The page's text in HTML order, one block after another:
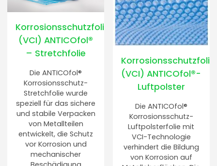
Korrosionsschutzfolie
(VCI) ANTICOfol®
– Stretchfolie
Die ANTICOfol®
Korrosionsschutz-
Stretchfolie wurde
speziell für das sichere
und stabile Verpacken
von Metallteilen
entwickelt, die Schutz
vor Korrosion und
mechanischer
Korrosionsschutzfolie
(VCI) ANTICOfol®-
Luftpolster
Die ANTICOfol®
Korrosionsschutz-
Luftpolsterfolie mit
VCI-Technologie
verhindert die Bildung
von Korrosion auf